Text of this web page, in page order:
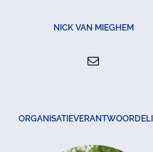
NICK VAN MIEGHEM